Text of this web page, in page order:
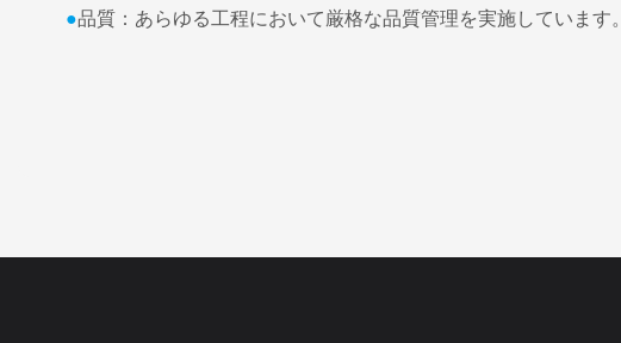
●品質：あらゆる工程において厳格な品質管理を実施しています。